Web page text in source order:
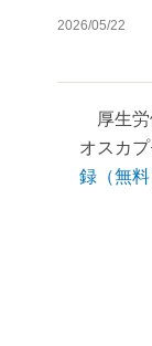
2026/05/22
厚生労
オスカ
録（無